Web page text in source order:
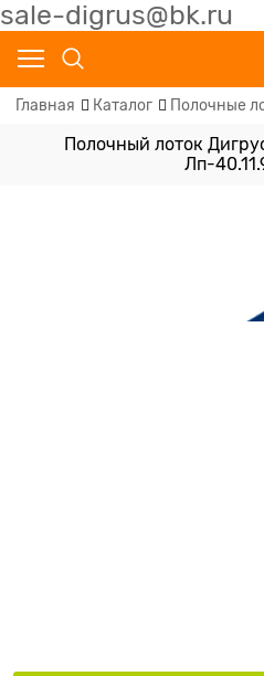
sale-digrus@bk.ru
Главная Каталог Полочные
Полочный лоток
Лп-